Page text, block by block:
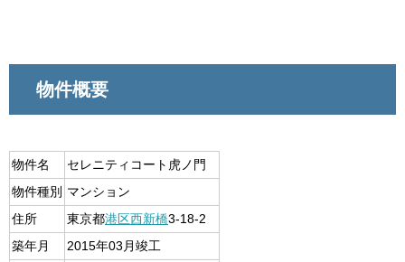
物件概要
物件名
セレニティコート虎ノ門
物件種別 マンション
住所
東京都港区西新橋3-18-2
築年月
2015年03月竣工